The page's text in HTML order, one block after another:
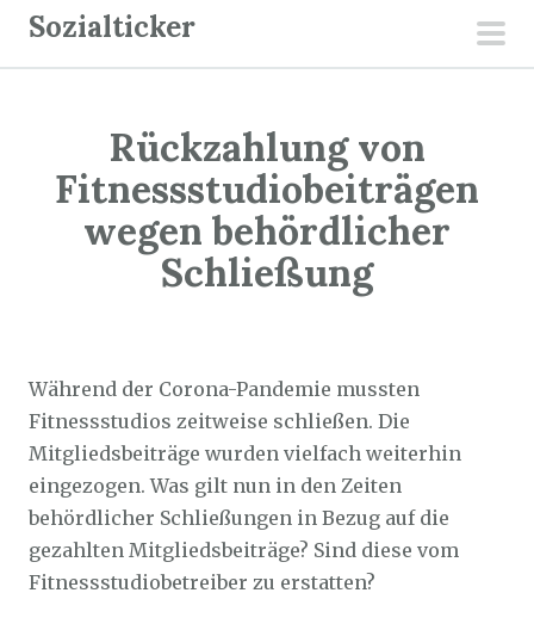
Sozialticker
Rückzahlung von
Fitnessstudiobeiträgen
wegen behördlicher
Schließung
Während der Corona-Pandemie mussten
Fitnessstudios zeitweise schließen. Die
Mitgliedsbeiträge wurden vielfach weiterhin
eingezogen. Was gilt nun in den Zeiten
behördlicher Schließungen in Bezug auf die
gezahlten Mitgliedsbeiträge? Sind diese vom
Fitnessstudiobetreiber zu erstatten?